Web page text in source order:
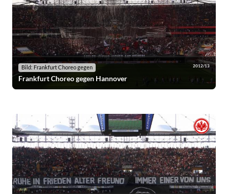
Bild: Frankfurt Choreo gegen 2012/13
Frankfurt Choreo gegen Hannover